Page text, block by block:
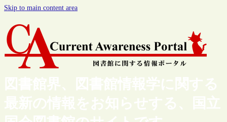
Skip to main content area
図書館界、図書館情報学に関する
最新の情報をお知らせする、国立